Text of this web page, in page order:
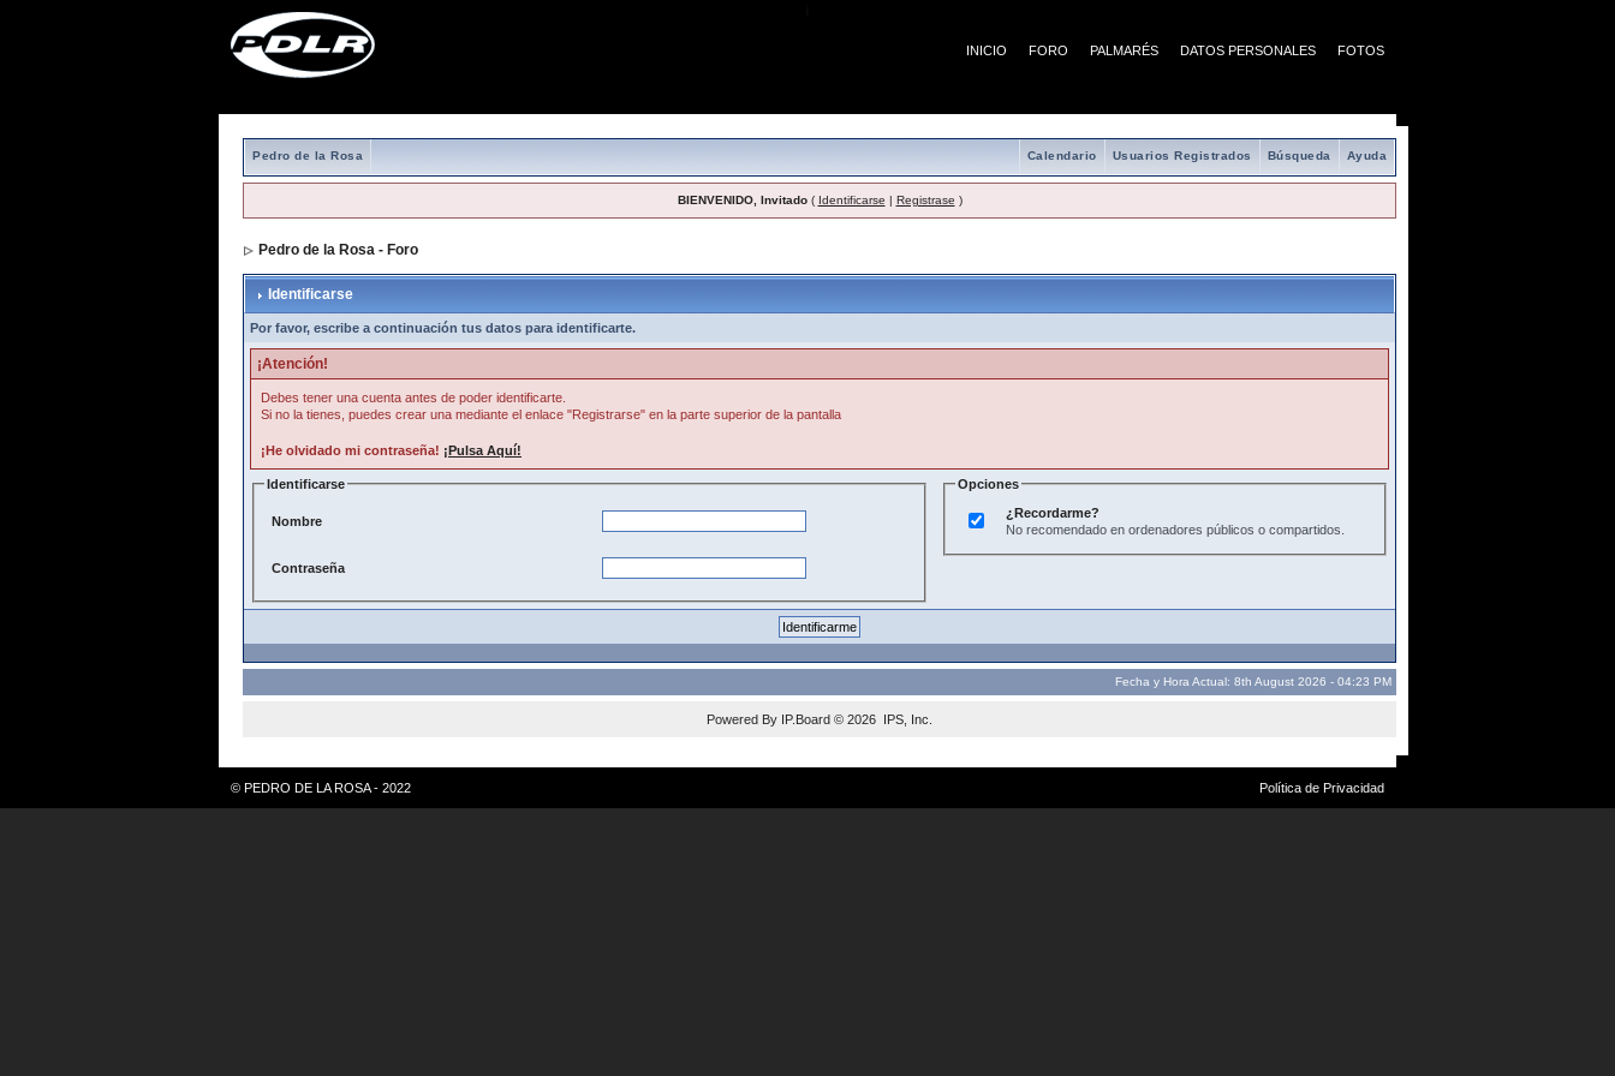
INICIO FORO PALMARÉS DATOS PERSONALES FOTOS
Pedro de la Rosa Ayuda
Búsqueda
Usuarios Registrados
Calendario
BIENVENIDO, Invitado( Identificarse | Registrase )
Pedro de la Rosa - Foro
Identificarse
Por favor, escribe a continuación tus datos para identificarte.
¡Atención!
Debes tener una cuenta antes de poder identificarte.
Si no la tienes, puedes crear una mediante el enlace "Registrarse" en la parte superior de la pantalla
¡He olvidado mi contraseña! ¡Pulsa Aquí!
Identificarse
Nombre
Contraseña
Opciones
¿Recordarme?
No recomendado en ordenadores públicos o compartidos.
Fecha y Hora Actual: 8th August 2026 - 04:23 PM
Powered By IP.Board © 2026 IPS, Inc
© PEDRO DE LA ROSA - 2022 Política de Privacidad